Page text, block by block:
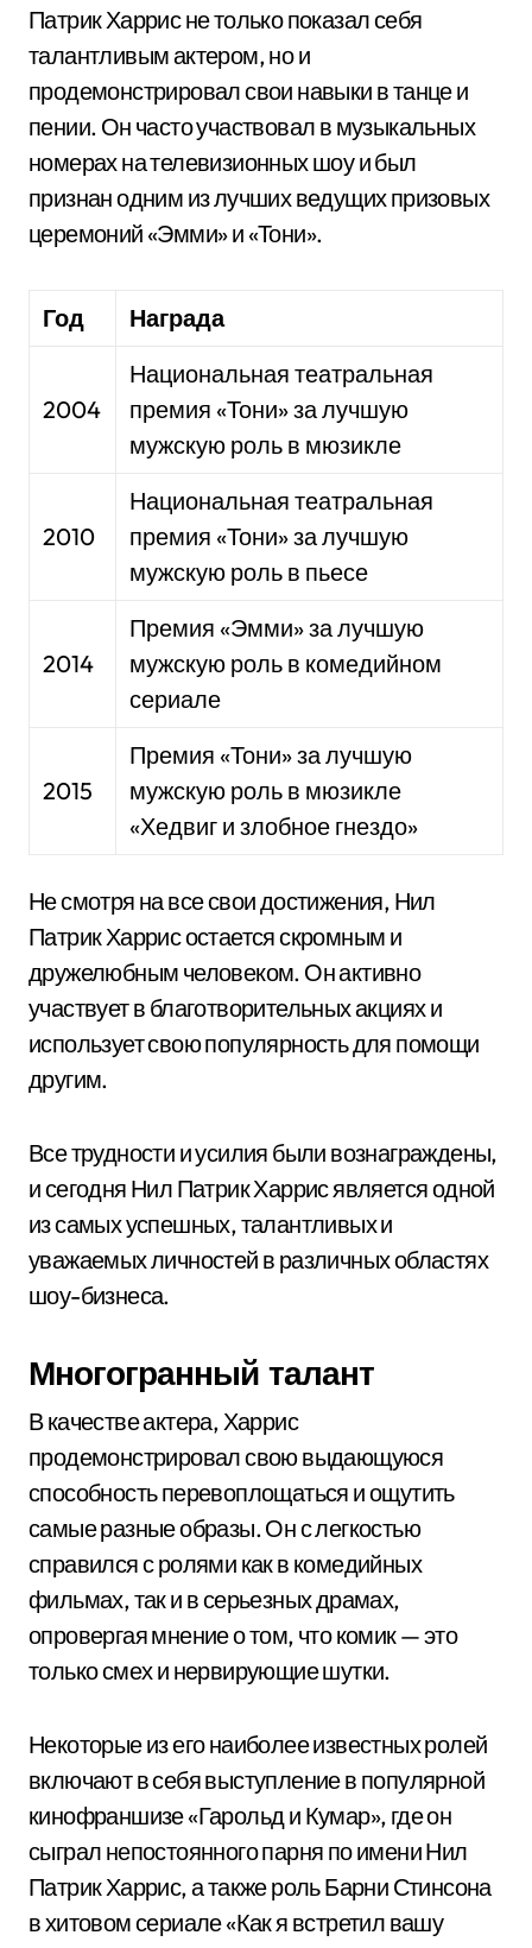
Патрик Харрис не только показал себя
талантливым актером, но и
продемонстрировал свои навыки в танце и
пении. Он часто участвовал в музыкальных
номерах на телевизионных шоу и был
признан одним из лучших ведущих призовых
церемоний «Эмми» и «Тони».
Год Награда
2004
Национальная театральная
премия «Тони» за лучшую
мужскую роль в мюзикле
2010
Национальная театральная
премия «Тони» за лучшую
мужскую роль в пьесе
2014
Премия «Эмми» за лучшую
мужскую роль в комедийном
сериале
2015
Премия «Тони» за лучшую
мужскую роль в мюзикле
«Хедвиг и злобное гнездо»
Не смотря на все свои достижения, Нил
Патрик Харрис остается скромным и
дружелюбным человеком. Он активно
участвует в благотворительных акциях и
использует свою популярность для помощи
другим.
Все трудности и усилия были вознаграждены,
и сегодня Нил Патрик Харрис является одной
из самых успешных, талантливых и
уважаемых личностей в различных областях
шоу-бизнеса.
Многогранный талант
В качестве актера, Харрис
продемонстрировал свою выдающуюся
способность перевоплощаться и ощутить
самые разные образы. Он с легкостью
справился с ролями как в комедийных
фильмах, так и в серьезных драмах,
опровергая мнение о том, что комик — это
только смех и нервирующие шутки.
Некоторые из его наиболее известных ролей
включают в себя выступление в популярной
кинофраншизе «Гарольд и Кумар», где он
сыграл непостоянного парня по имени Нил
Патрик Харрис, а также роль Барни Стинсона
в хитовом сериале «Как я встретил вашу